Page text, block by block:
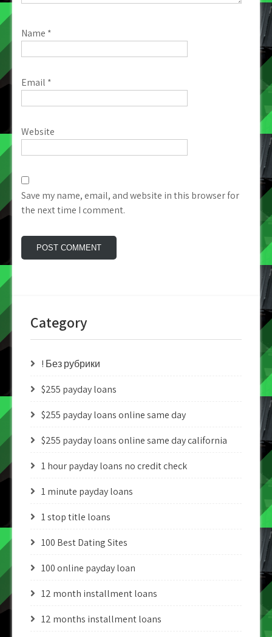
Name *
Email *
Website
Save my name, email, and website in this browser for
the next time I comment.
Category
! Без рубрики
$255 payday loans
$255 payday loans online same day
$255 payday loans online same day california
1 hour payday loans no credit check
1 minute payday loans
1 stop title loans
100 Best Dating Sites
100 online payday loan
12 month installment loans
12 months installment loans